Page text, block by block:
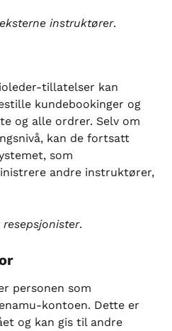
eksterne instruktører.
tillatelser kan
kundebookinger og
og alle ordrer. Selv om
kan de fortsatt
som
andre instruktører,
resepsjonister.
personen som
kontoen. Dette er
og kan gis til andre